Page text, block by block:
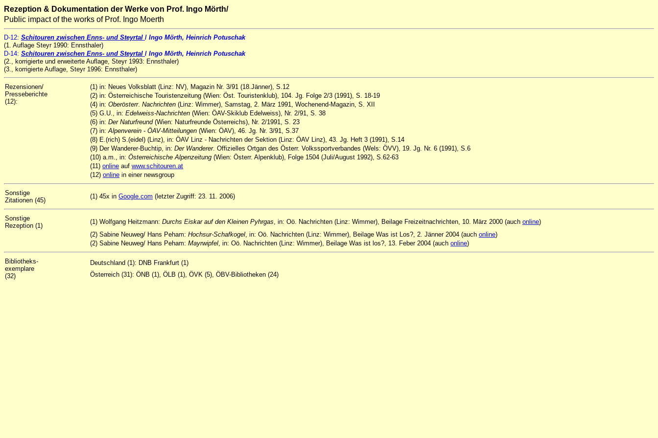
Rezeption & Dokumentation der Werke von Prof. Ingo Mörth/
Public impact of the works of Prof. Ingo Moerth
D-12: Schitouren zwischen Enns- und Steyrtal / Ingo Mörth, Heinrich Potuschak
(1. Auflage Steyr 1990: Ennsthaler)
D-14: Schitouren zwischen Enns- und Steyrtal / Ingo Mörth, Heinrich Potuschak
(2., korrigierte und erweiterte Auflage, Steyr 1993: Ennsthaler)
(3., korrigierte Auflage, Steyr 1996: Ennsthaler)
Rezensionen/
Presseberichte
(12):
(1) in: Neues Volksblatt (Linz: NV), Magazin Nr. 3/91 (18.Jänner), S.12
(2) in: Österreichische Touristenzeitung (Wien: Öst. Touristenklub), 104. Jg. Folge 2/3 (1991), S. 18-19
(4) in: Oberösterr. Nachrichten (Linz: Wimmer), Samstag, 2. März 1991, Wochenend-Magazin, S. XII
(5) G.U., in: Edelweiss-Nachrichten (Wien: ÖAV-Skiklub Edelweiss), Nr. 2/91, S. 38
(6) in: Der Naturfreund(Wien: Naturfreunde Österreichs), Nr. 2/1991, S. 23
(7) in:Alpenverein - ÖAV-Mitteilungen (Wien: ÖAV), 46. Jg. Nr. 3/91, S.37
(8) E.(rich) S.(eidel) (Linz), in: ÖAV Linz - Nachrichten der Sektion (Linz: ÖAV Linz), 43. Jg. Heft 3 (1991), S.14
(9) Der Wanderer-Buchtip, in: Der Wanderer. Offizielles Ortgan des Österr. Volkssportverbandes (Wels: ÖVV), 19. Jg. Nr. 6 (1991), S.6
(10) a.m., in: Österreichische Alpenzeitung (Wien: Österr. Alpenklub), Folge 1504 (Juli/August 1992), S.62-63
(11) online auf www.schitouren.at
(12) online in einer newsgroup
Sonstige
Zitationen (45)
(1) 45x in Google.com (letzter Zugriff: 23. 11. 2006)
Sonstige
Rezeption (1)
(1) Wolfgang Heitzmann: Durchs Eiskar auf den Kleinen Pyhrgas, in: Oö. Nachrichten (Linz: Wimmer), Beilage Freizeitnachrichten, 10. März 2000 (auch online)
(2) Sabine Neuweg/ Hans Peham: Hochsur-Schafkogel, in: Oö. Nachrichten (Linz: Wimmer), Beilage Was ist Los?, 2. Jänner 2004 (auch online)
(2) Sabine Neuweg/ Hans Peham: Mayrwipfel, in: Oö. Nachrichten (Linz: Wimmer), Beilage Was ist los?, 13. Feber 2004 (auch online)
Bibliotheks-
exemplare
(32)
Deutschland (1): DNB Frankfurt (1)
Österreich (31): ÖNB (1), ÖLB (1), ÖVK (5), ÖBV-Bibliotheken (24)